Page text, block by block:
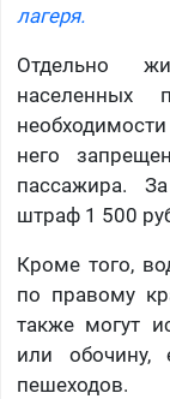
лагеря.
Отдельно
населенных
него
пассажира.
штраф 1 500
Кроме того,
по правому
также могут
или
пешеходов.